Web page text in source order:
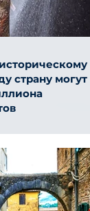
страну могут